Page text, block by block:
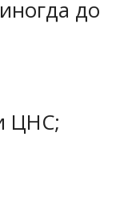
до
ЦНС;